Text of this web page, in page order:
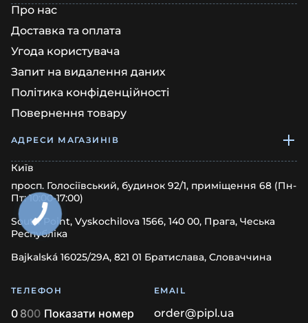
Про нас
Доставка та оплата
Угода користувача
Запит на видалення даних
Політика конфіденційності
Повернення товару
АДРЕСИ МАГАЗИНІВ
Київ
просп. Голосіївський, будинок 92/1, приміщення 68 (Пн-
Пт: 10:00-17:00)
South Point, Vyskochilova 1566, 140 00, Прага, Чеська
Республіка
Bajkalská 16025/29A, 821 01 Братислава, Словаччина
ТЕЛЕФОН
0 800 Показати номер
EMAIL
order@pipl.ua